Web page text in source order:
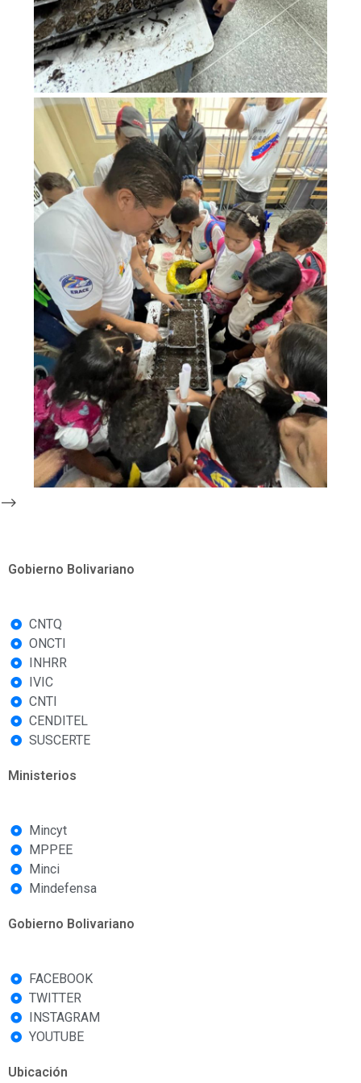
-->
Gobierno Bolivariano
CNTQ
ONCTI
INHRR
IVIC
CNTI
CENDITEL
SUSCERTE
Ministerios
Mincyt
MPPEE
Minci
Mindefensa
Gobierno Bolivariano
FACEBOOK
TWITTER
INSTAGRAM
YOUTUBE
Ubicación